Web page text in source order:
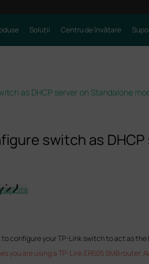
Soluții Centru de învățare
as DHCP server on Standalone
switch as
link
configure your TP-Link switch to act as
you are using a TP-Link ER605 SMB